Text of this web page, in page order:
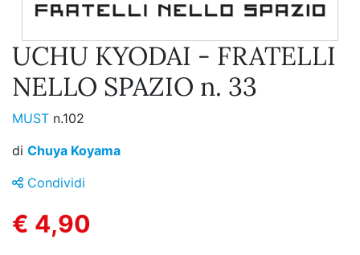
UCHU KYODAI - FRATELLI
NELLO SPAZIO n. 33
MUST n.102
di Chuya Koyama
Condividi
€ 4,90